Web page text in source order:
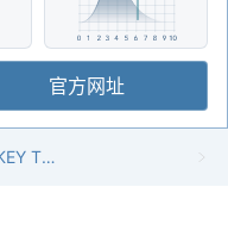
官方网址
塞浦路斯实地探访外汇交易商KEY TO TRADING 存在真实展业场所